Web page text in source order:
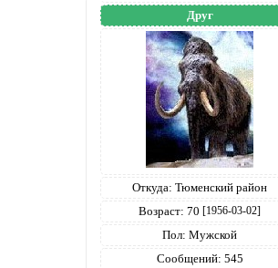
Друг
Откуда: Тюменский район
Возраст: 70 [1956-03-02]
Пол: Мужской
Сообщений: 545